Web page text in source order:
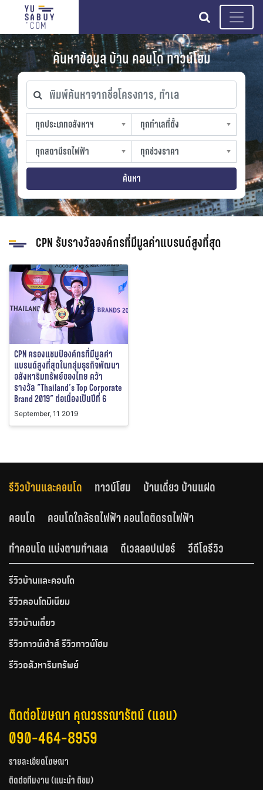
search
ค้นหาข้อมูล บ้าน คอนโด ทาวน์โฮม
พิมพ์ค้นหาจากชื่อโครงการ, ทำเล
ทุกประเภทอสังหาฯ
ทุกประเภทอสังหาฯ
sproperty
ทุกทำเลที่ตั้ง
ทุกทำเลที่ตั้ง
slocation
ทุกสถานีรถไฟฟ้า
ทุกสถานีรถไฟฟ้า
strain-station
ทุกช่วงราคา
ทุกช่วงราคา
sprice
ค้นหา
CPN รับรางวัลองค์กรที่มีมูลค่าแบรนด์สูงที่สุด
CPN ครองแชมป์องค์กรที่มีมูลค่า
แบรนด์สูงที่สุดในกลุ่มธุรกิจพัฒนา
อสังหาริมทรัพย์ของไทย คว้า
รางวัล “Thailand’s Top Corporate
Brand 2019” ต่อเนื่องเป็นปีที่ 6
September, 11 2019
รีวิวบ้านและคอนโด ทาวน์โฮม
บ้านเดี่ยว บ้านแฝด
คอนโด
คอนโดใกล้รถไฟฟ้า คอนโดติดรถไฟฟ้า
ทำคอนโด แบ่งตามทำเลเล
ดีเวลลอปเปอร์ วีดีโอรีวิว
รีวิวบ้านและคอนโด
รีวิวคอนโดมิเนียม
รีวิวบ้านเดี่ยว
รีวิวทาวน์เฮ้าส์ รีวิวทาวน์โฮม
รีวิวอสังหาริมทรัพย์
ติดต่อโฆษณา คุณวรรณารัตน์ (แอน)
090-464-8959
รายละเอียดโฆษณา
ติดต่อทีมงาน (แนะนำ ติชม)